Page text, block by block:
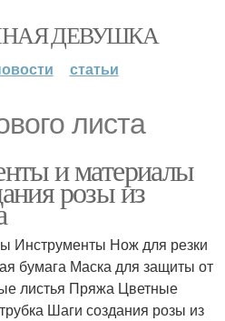
ДЕВУШКА
статьи
листа
и материалы
розы из
Инструменты Нож для резки
бумага Маска для защиты от
листья Пряжа Цветные
Шаги создания розы из